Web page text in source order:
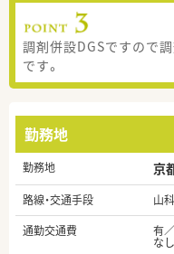
調剤併設DGSですので
です。
勤務地
勤務地 京
路線・交通手段
山
通勤交通費
有
な